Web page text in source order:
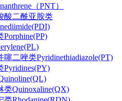
（PNT）
酸二酰亚胺类
Porphine(PP)
噻二唑类Pyridinethiadiazole(PT)
Pyridines(PY)
类Quinoxaline(QX)